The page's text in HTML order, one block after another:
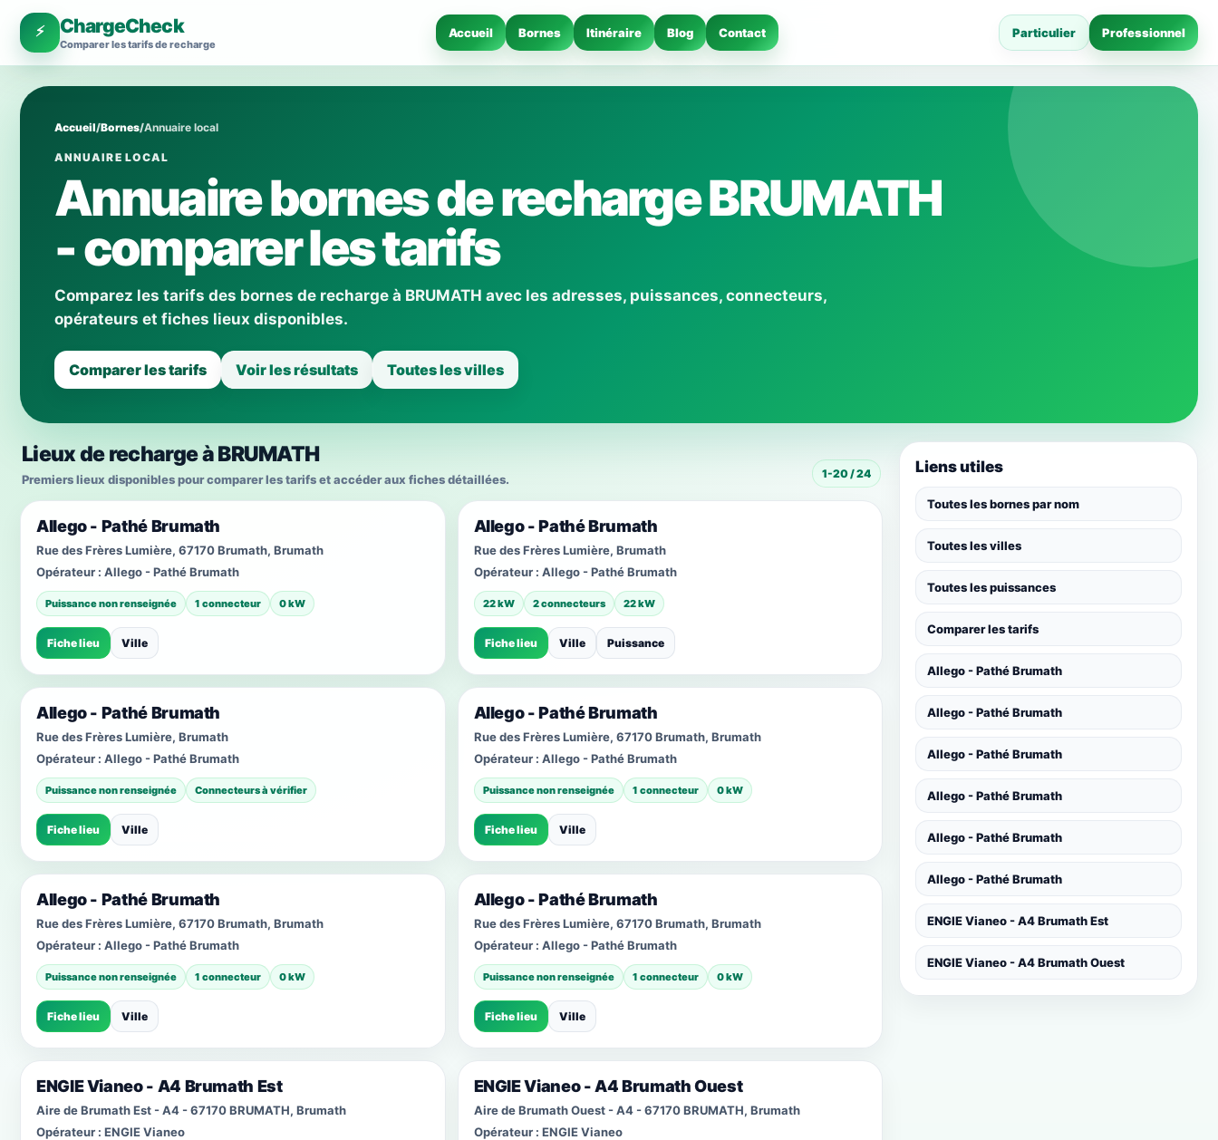
⚡ ChargeCheck
Comparer les tarifs de recharge
Accueil Bornes Itinéraire Blog Contact Particulier Professionnel
Accueil/Bornes/Annuaire local
ANNUAIRE LOCAL
Annuaire bornes de recharge BRUMATH
- comparer les tarifs
Comparez les tarifs des bornes de recharge à BRUMATH avec les adresses, puissances, connecteurs,
opérateurs et fiches lieux disponibles.
Comparer les tarifs Voir les résultats Toutes les villes
Lieux de recharge à BRUMATH
Premiers lieux disponibles pour comparer les tarifs et accéder aux fiches détaillées. 1-20 / 24
Allego - Pathé Brumath
Rue des Frères Lumière, 67170 Brumath, Brumath
Opérateur : Allego - Pathé Brumath
Puissance non renseignée 1 connecteur 0 kW
Fiche lieu Ville
Allego - Pathé Brumath
Rue des Frères Lumière, Brumath
Opérateur : Allego - Pathé Brumath
22 kW 2 connecteurs 22 kW
Fiche lieu Ville Puissance
Allego - Pathé Brumath
Rue des Frères Lumière, Brumath
Opérateur : Allego - Pathé Brumath
Puissance non renseignée Connecteurs à vérifier
Fiche lieu Ville
Allego - Pathé Brumath
Rue des Frères Lumière, 67170 Brumath, Brumath
Opérateur : Allego - Pathé Brumath
Puissance non renseignée 1 connecteur 0 kW
Fiche lieu Ville
Allego - Pathé Brumath
Rue des Frères Lumière, 67170 Brumath, Brumath
Opérateur : Allego - Pathé Brumath
Puissance non renseignée 1 connecteur 0 kW
Fiche lieu Ville
Allego - Pathé Brumath
Rue des Frères Lumière, 67170 Brumath, Brumath
Opérateur : Allego - Pathé Brumath
Puissance non renseignée 1 connecteur 0 kW
Fiche lieu Ville
ENGIE Vianeo - A4 Brumath Est
Aire de Brumath Est - A4 - 67170 BRUMATH, Brumath
Opérateur : ENGIE Vianeo
ENGIE Vianeo - A4 Brumath Ouest
Aire de Brumath Ouest - A4 - 67170 BRUMATH, Brumath
Opérateur : ENGIE Vianeo
Liens utiles
Toutes les bornes par nom
Toutes les villes
Toutes les puissances
Comparer les tarifs
Allego - Pathé Brumath
Allego - Pathé Brumath
Allego - Pathé Brumath
Allego - Pathé Brumath
Allego - Pathé Brumath
Allego - Pathé Brumath
ENGIE Vianeo - A4 Brumath Est
ENGIE Vianeo - A4 Brumath Ouest